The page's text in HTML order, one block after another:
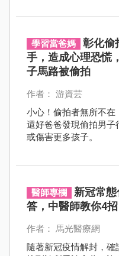
學習當爸媽
彰化偷
手，造成心理恐慌
子馬路被偷拍
作者： 游資芸
小心！偷拍者無所不在
還好爸爸發現偷拍男子
或傷害更多孩子。
醫師專欄
新冠常
答，中醫師教你4招
作者： 馬光醫療網
隨著新冠疫情解封，確